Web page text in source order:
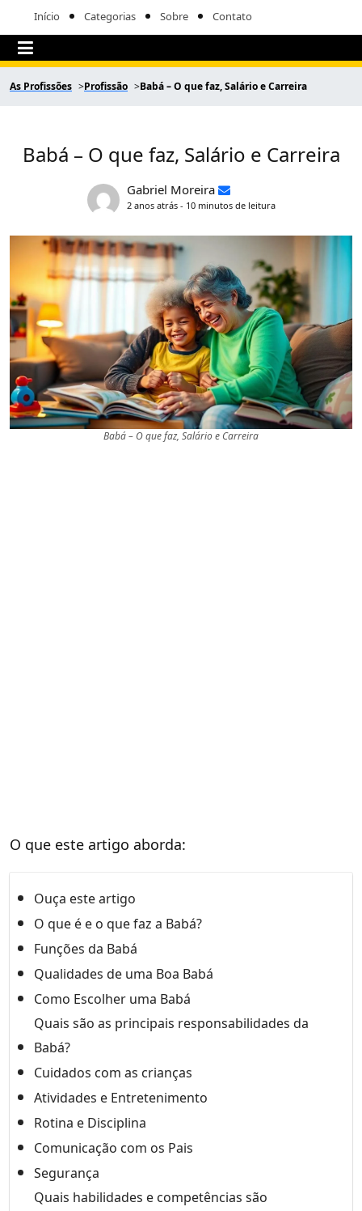
Início Categorias Sobre Contato
As Profissões Profissão Babá – O que faz, Salário e Carreira
Babá – O que faz, Salário e Carreira
Gabriel Moreira
2 anos atrás - 10 minutos de leitura
Babá – O que faz, Salário e Carreira
O que este artigo aborda:
Ouça este artigo
O que é e o que faz a Babá?
Funções da Babá
Qualidades de uma Boa Babá
Como Escolher uma Babá
Quais são as principais responsabilidades da
Babá?
Cuidados com as crianças
Atividades e Entretenimento
Rotina e Disciplina
Comunicação com os Pais
Segurança
Quais habilidades e competências são